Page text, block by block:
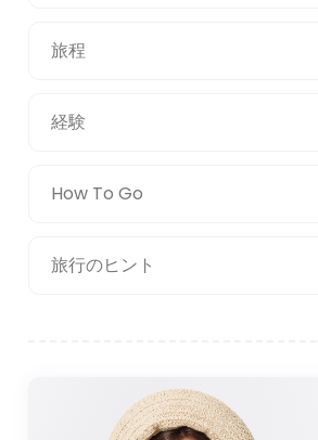
旅程
経験
How To Go
旅行のヒント